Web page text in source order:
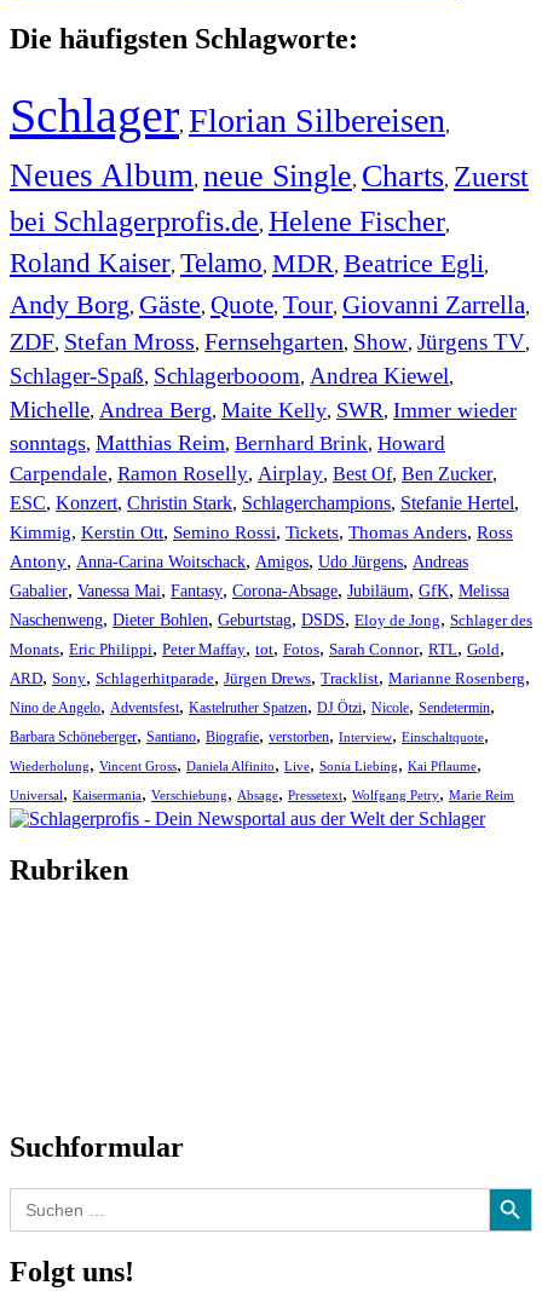
Die häufigsten Schlagworte:
Schlager, Florian Silbereisen,
Neues Album, neue Single, Charts, Zuerst
bei Schlagerprofis.de, Helene Fischer,
Roland Kaiser, Telamo, MDR, Beatrice Egli,
Andy Borg, Gäste, Quote, Tour, Giovanni Zarrella,
ZDF, Stefan Mross, Fernsehgarten, Show, Jürgens TV,
Schlager-Spaß, Schlagerbooom, Andrea Kiewel,
Michelle, Andrea Berg, Maite Kelly, SWR, Immer wieder
sonntags, Matthias Reim, Bernhard Brink, Howard
Carpendale, Ramon Roselly, Airplay, Best Of, Ben Zucker,
ESC, Konzert, Christin Stark, Schlagerchampions, Stefanie Hertel,
Kimmig, Kerstin Ott, Semino Rossi, Tickets, Thomas Anders, Ross
Antony, Anna-Carina Woitschack, Amigos, Udo Jürgens, Andreas
Gabalier, Vanessa Mai, Fantasy, Corona-Absage, Jubiläum, GfK, Melissa
Naschenweng, Dieter Bohlen, Geburtstag, DSDS, Eloy de Jong, Schlager des
Monats, Eric Philippi, Peter Maffay, tot, Fotos, Sarah Connor, RTL, Gold,
ARD, Sony, Schlagerhitparade, Jürgen Drews, Tracklist, Marianne Rosenberg,
Nino de Angelo, Adventsfest, Kastelruther Spatzen, DJ Ötzi, Nicole, Sendetermin,
Barbara Schöneberger, Santiano, Biografie, verstorben, Interview, Einschaltquote,
Wiederholung, Vincent Gross, Daniela Alfinito, Live, Sonia Liebing, Kai Pflaume,
Universal, Kaisermania, Verschiebung, Absage, Pressetext, Wolfgang Petry, Marie Reim
Rubriken
Suchformular
Search
for:
Search Button
Folgt uns!